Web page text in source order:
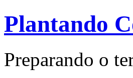
Plantando
Preparando o